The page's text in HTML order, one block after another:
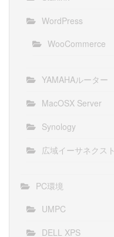
WordPress
WooCommerce
YAMAHAルーター
MacOSX Server
Synology
広域イーサネクスト
PC環境
UMPC
DELL XPS